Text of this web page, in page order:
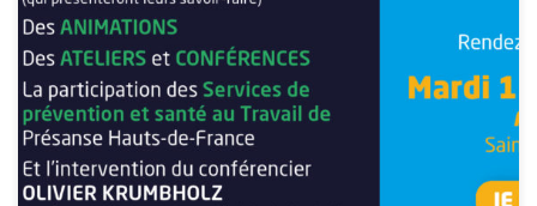
A l’occasion de l’évènement anniversaire « Les 25 ans du MASE »
organisé le 15 octobre à Artois EXPO (Saint Laurent Blangy),
Présanse Hauts-de-France et ses Services de Prévention et Santé
au Travail proposeront plusieurs animations sur stand et un atelier :
* 10h SUR STAND : Fonctionnement d’un service de prévention et